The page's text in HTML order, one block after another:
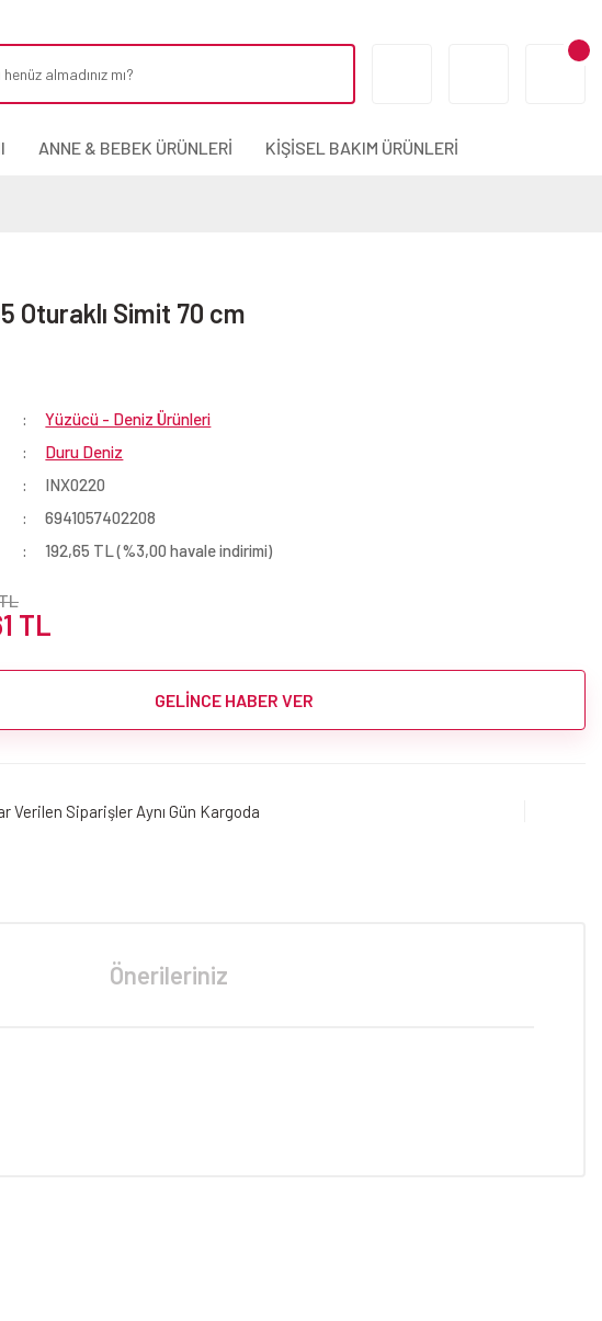
ANNE & BEBEK ÜRÜNLERİ KİŞİSEL BAKIM ÜRÜNLERİ
Oturaklı Simit 70 cm
Yüzücü - Deniz Ürünleri
Duru Deniz
INX0220
6941057402208
192,65 TL (%3,00 havale indirimi)
TL
GELİNCE HABER VER
Verilen Siparişler Aynı Gün Kargoda
Önerileriniz